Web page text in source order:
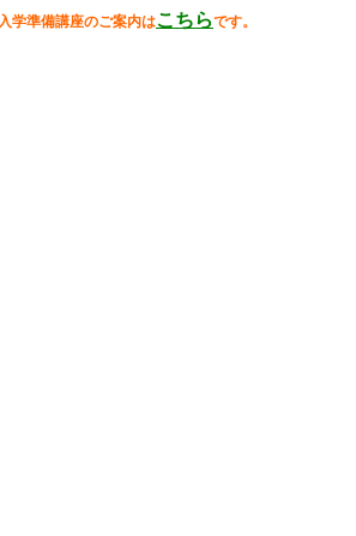
学準備講座のご案内はこちらです。